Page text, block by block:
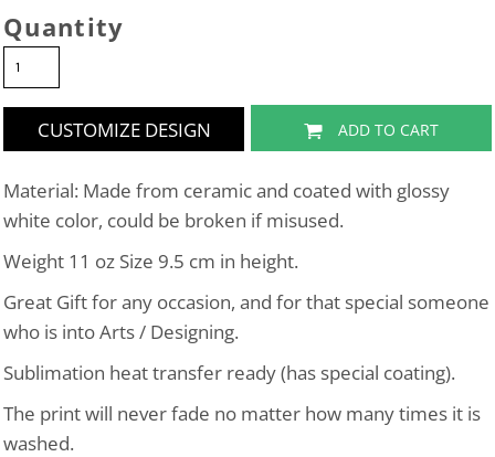
Quantity
CUSTOMIZE DESIGN ADD TO CART
Material: Made from ceramic and coated with glossy
white color, could be broken if misused.
Weight 11 oz Size 9.5 cm in height.
Great Gift for any occasion, and for that special someone
who is into Arts / Designing.
Sublimation heat transfer ready (has special coating).
The print will never fade no matter how many times it is
washed.